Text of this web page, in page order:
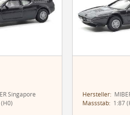
Singapore
Hersteller:
Massstab: 1:87